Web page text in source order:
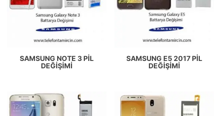
SAMSUNG NOTE 3 PIL
DEĞIŞIMI
SAMSUNG E5 2017 PIL
DEĞIŞIMI